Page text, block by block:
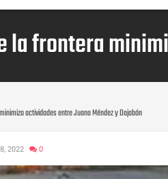
la frontera
actividades entre Juana Méndez y Dajabón
2022 0